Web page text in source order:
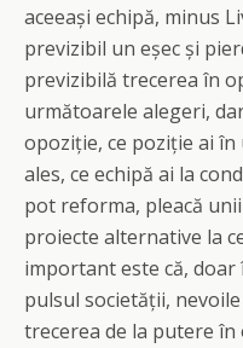
aceeași echipă, minus
previzibil un eșec și
previzibilă trecerea în
următoarele alegeri,
opoziție, ce poziție ai
ales, ce echipă ai la
pot reforma, pleacă
proiecte alternative la
important este că,
pulsul societății,
trecerea de la putere